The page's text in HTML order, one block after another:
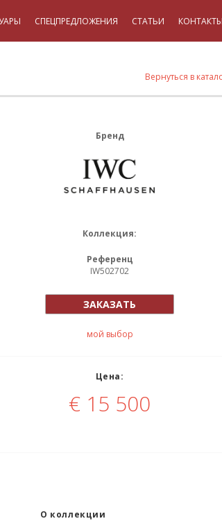
СПЕЦПРЕДЛОЖЕНИЯ СТАТЬИ КОНТАКТЫ
Вернуться в
Бренд
Коллекция:
Референц
IW502702
ЗАКАЗАТЬ
мой выбор
Цена:
€ 15 500
О коллекции